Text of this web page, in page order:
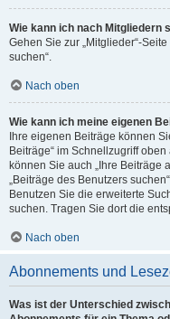
Wie kann ich nach Mitgliedern
Gehen Sie zur „Mitglieder“-
suchen“.
Nach oben
Wie kann ich meine eigenen
Ihre eigenen Beiträge können
Beiträge“ im Schnellzugriff
können Sie auch „Ihre Beiträge
„Beiträge des Benutzers
Benutzen Sie die erweiterte
suchen. Tragen Sie dort die
Nach oben
Abonnements und
Was ist der Unterschied